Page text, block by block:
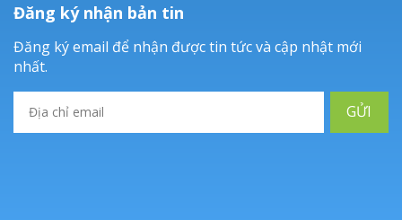
Đăng ký nhận bản tin
Đăng ký email để nhận được tin tức và cập nhật mới
nhất.
GỬI